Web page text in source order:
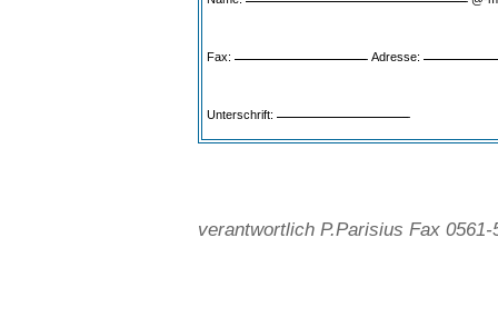
Fax: Adresse:
Unterschrift:
verantwortlich P.Parisius Fax